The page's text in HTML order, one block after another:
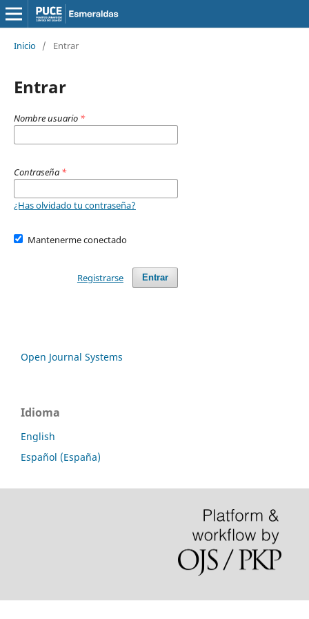
Inicio / Entrar
Entrar
Nombre usuario *
Contraseña *
¿Has olvidado tu contraseña?
Mantenerme conectado
Entrar
Registrarse
Open Journal Systems
Idioma
English
Español (España)